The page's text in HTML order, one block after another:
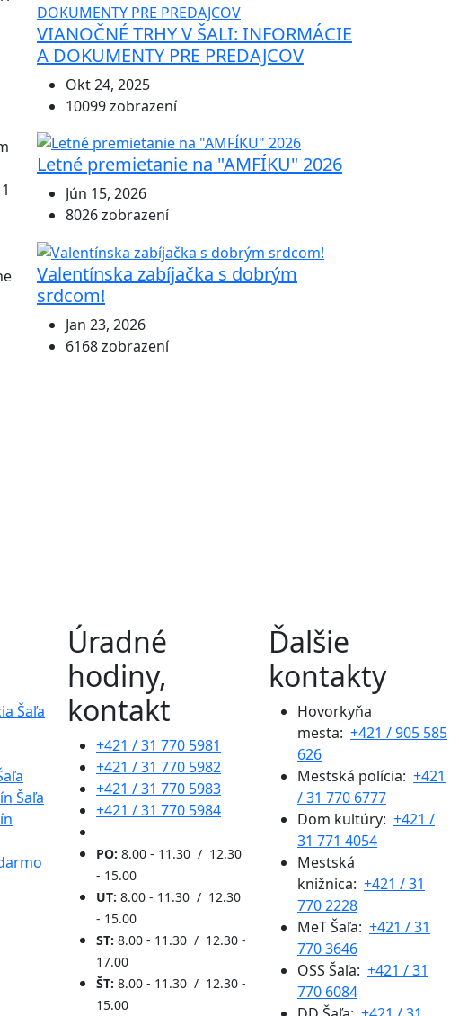
VIANOČNÉ TRHY V ŠALI: INFORMÁCIE
A DOKUMENTY PRE PREDAJCOV
Okt 24, 2025
10099 zobrazení
Letné premietanie na "AMFÍKU" 2026
Jún 15, 2026
8026 zobrazení
Valentínska zabíjačka s dobrým
srdcom!
Jan 23, 2026
6168 zobrazení
Šaľa
Šaľa
Úradné
hodiny,
kontakt
+421 / 31 770 5981
+421 / 31 770 5982
+421 / 31 770 5983
+421 / 31 770 5984
PO: 8.00 - 11.30 / 12.30
- 15.00
UT: 8.00 - 11.30 / 12.30
- 15.00
ST: 8.00 - 11.30 / 12.30 -
17.00
ŠT: 8.00 - 11.30 / 12.30 -
15.00
Ďalšie
kontakty
Hovorkyňa
mesta: +421 / 905 585
626
Mestská polícia: +421
/ 31 770 6777
Dom kultúry: +421 /
31 771 4054
Mestská
knižnica: +421 / 31
770 2228
MeT Šaľa: +421 / 31
770 3646
OSS Šaľa: +421 / 31
770 6084